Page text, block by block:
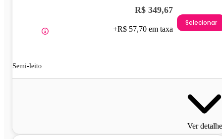
Semi-leito
R$ 349,67
+R$ 57,70 em taxa
Selecionar
Ver